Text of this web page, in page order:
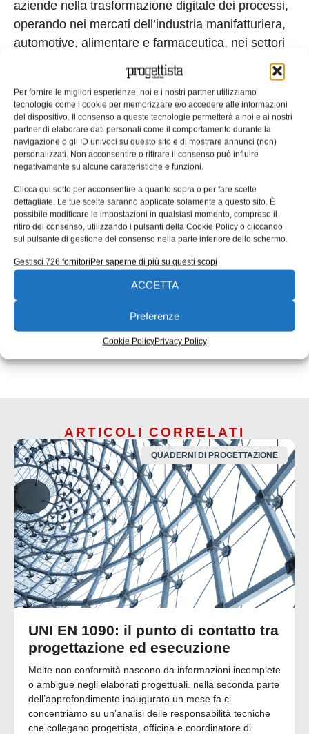
Per fornire le migliori esperienze, noi e i nostri partner utilizziamo
tecnologie come i cookie per memorizzare e/o accedere alle informazioni
del dispositivo. Il consenso a queste tecnologie permetterà a noi e ai nostri
partner di elaborare dati personali come il comportamento durante la
navigazione o gli ID univoci su questo sito e di mostrare annunci (non)
personalizzati. Non acconsentire o ritirare il consenso può influire
negativamente su alcune caratteristiche e funzioni.
Clicca qui sotto per acconsentire a quanto sopra o per fare scelte
dettagliate. Le tue scelte saranno applicate solamente a questo sito. È
possibile modificare le impostazioni in qualsiasi momento, compreso il
ritiro del consenso, utilizzando i pulsanti della Cookie Policy o cliccando
sul pulsante di gestione del consenso nella parte inferiore dello schermo.
Gestisci 726 fornitoriPer saperne di più su questi scopi
ACCETTA
Preferenze
Cookie PolicyPrivacy Policy
aziende nella trasformazione digitale dei processi,
operando nei mercati dell’industria manifatturiera,
automotive, alimentare e farmaceutica, nei settori
della produzione, della logistica e dei servizi.
Grazie alle competenze tecnologiche acquisite
attraverso installazioni di sistemi presso aziende di
primaria importanza in Italia e all’estero, tutte le
soluzioni di integrazione offerte sono in grado di
soddisfare i requisiti di industria 4.0 e Smart
Factory.
Tag: Aziende FasThink MACSPE
EDICOLA WEB
ISCRIVITI ALLA NEWSLETTER
ARTICOLI CORRELATI
QUADERNI DI PROGETTAZIONE
UNI EN 1090: il punto di contatto tra
progettazione ed esecuzione
Molte non conformità nascono da informazioni incomplete
o ambigue negli elaborati progettuali. nella seconda parte
dell’approfondimento inaugurato un mese fa ci
concentriamo su un’analisi delle responsabilità tecniche
che collegano progettista, officina e coordinatore di